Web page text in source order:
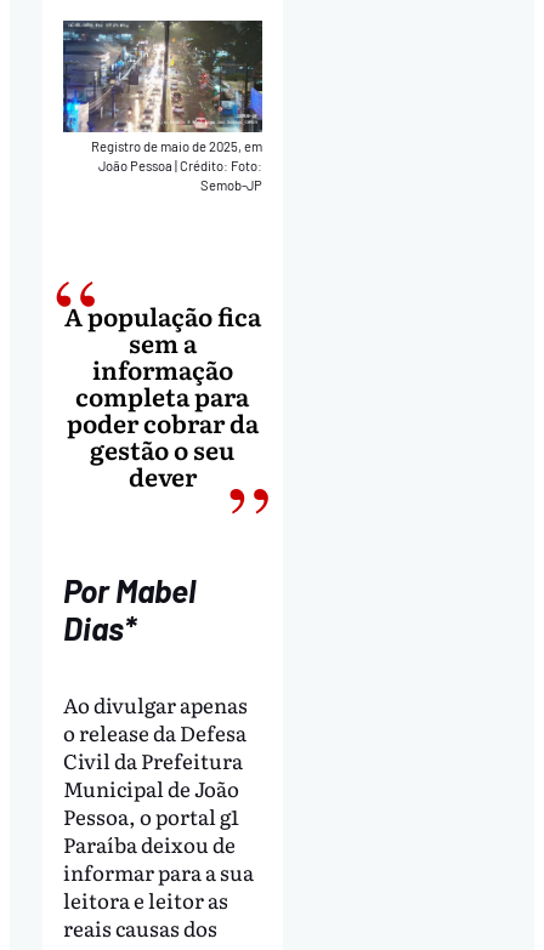
Registro de maio de 2025, em
João Pessoa Crédito: Foto:
Semob-JP
A população fica
sem a
informação
completa para
poder cobrar da
gestão o seu
dever
Por Mabel
Dias*
Ao divulgar apenas
o release da Defesa
Civil da Prefeitura
Municipal de João
Pessoa, o portal g1
Paraíba deixou de
informar para a sua
leitora e leitor as
reais causas dos